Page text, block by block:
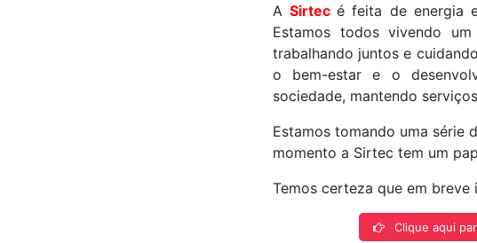
ASirtec é feita de energia
Estamos todos vivendo
trabalhando juntos e
o bem-estar e o
sociedade, mantendo
Estamos tomando uma série
momento a Sirtec tem um
Temos certeza que em
Clique aqui